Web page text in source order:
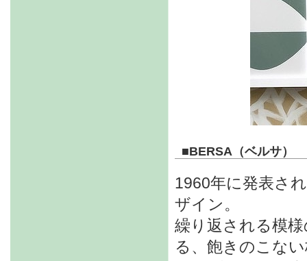
■BERSA（ベルサ）
1960年に発表さ
ザイン。
繰り返される模
る、飽きのこな